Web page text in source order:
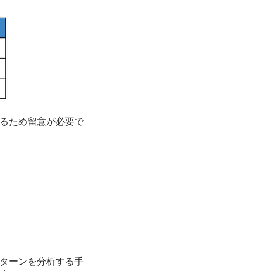
ため留意が必要で
ーンを分析する手